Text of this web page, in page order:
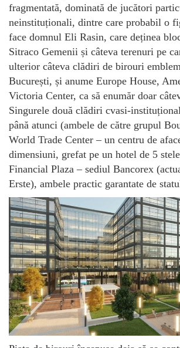
fragmentată, dominată de jucători
neinstituționali, dintre care probabil o
face domnul Eli Rasin, care deținea
Sitraco Gemenii și câteva terenuri pe
ulterior câteva clădiri de birouri
București, și anume Europe House,
Victoria Center, ca să enumăr doar
Singurele două clădiri cvasi-
până atunci (ambele de către grupul
World Trade Center – un centru de
dimensiuni, grefat pe un hotel de 5
Financial Plaza – sediul Bancorex
Erste), ambele practic garantate de